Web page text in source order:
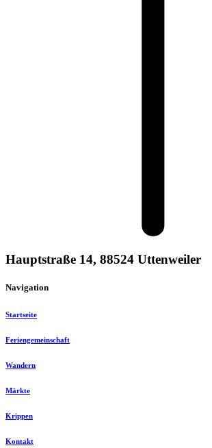
Hauptstraße 14, 88524 Uttenweiler
Navigation
Startseite
Feriengemeinschaft
Wandern
Märkte
Krippen
Kontakt